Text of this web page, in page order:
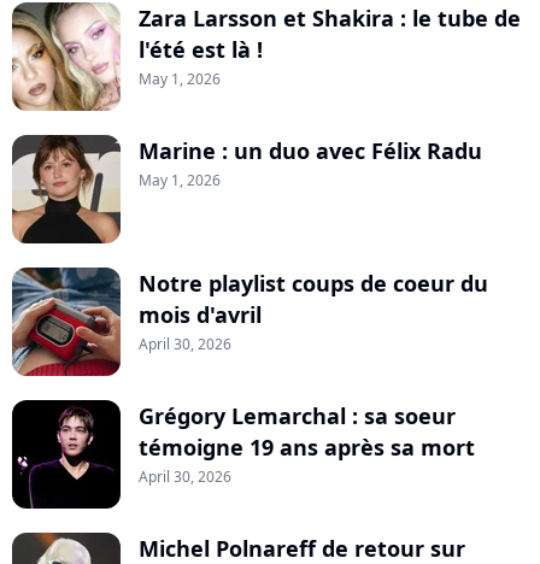
Zara Larsson et Shakira : le tube de
l'été est là !
May 1, 2026
Marine : un duo avec Félix Radu
May 1, 2026
Notre playlist coups de coeur du
mois d'avril
April 30, 2026
Grégory Lemarchal : sa soeur
témoigne 19 ans après sa mort
April 30, 2026
Michel Polnareff de retour sur